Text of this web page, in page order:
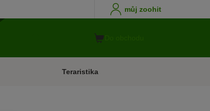
můj zoohit
Teraristika